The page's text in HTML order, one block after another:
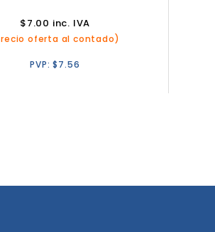
$7.00 inc. IVA
oferta al contado)
PVP:$7.56